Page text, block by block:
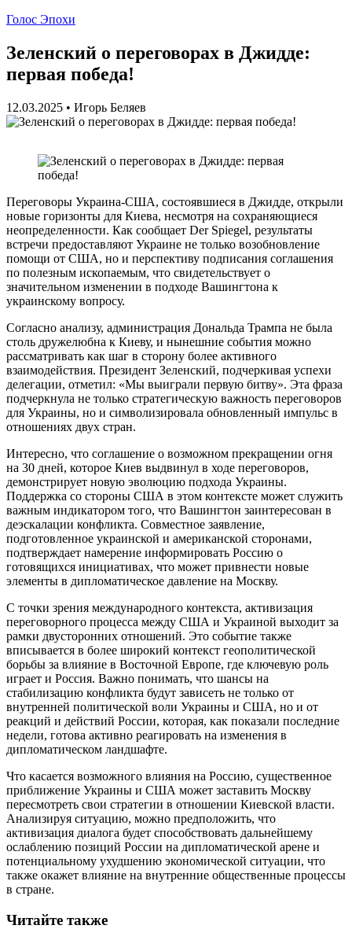
Голос Эпохи
Зеленский о переговорах в Джидде:
первая победа!
12.03.2025 • Игорь Беляев
Переговоры Украина-США, состоявшиеся в Джидде, открыли
новые горизонты для Киева, несмотря на сохраняющиеся
неопределенности. Как сообщает Der Spiegel, результаты
встречи предоставляют Украине не только возобновление
помощи от США, но и перспективу подписания соглашения
по полезным ископаемым, что свидетельствует о
значительном изменении в подходе Вашингтона к
украинскому вопросу.
Согласно анализу, администрация Дональда Трампа не была
столь дружелюбна к Киеву, и нынешние события можно
рассматривать как шаг в сторону более активного
взаимодействия. Президент Зеленский, подчеркивая успехи
делегации, отметил: «Мы выиграли первую битву». Эта фраза
подчеркнула не только стратегическую важность переговоров
для Украины, но и символизировала обновленный импульс в
отношениях двух стран.
Интересно, что соглашение о возможном прекращении огня
на 30 дней, которое Киев выдвинул в ходе переговоров,
демонстрирует новую эволюцию подхода Украины.
Поддержка со стороны США в этом контексте может служить
важным индикатором того, что Вашингтон заинтересован в
деэскалации конфликта. Совместное заявление,
подготовленное украинской и американской сторонами,
подтверждает намерение информировать Россию о
готовящихся инициативах, что может привнести новые
элементы в дипломатическое давление на Москву.
С точки зрения международного контекста, активизация
переговорного процесса между США и Украиной выходит за
рамки двусторонних отношений. Это событие также
вписывается в более широкий контекст геополитической
борьбы за влияние в Восточной Европе, где ключевую роль
играет и Россия. Важно понимать, что шансы на
стабилизацию конфликта будут зависеть не только от
внутренней политической воли Украины и США, но и от
реакций и действий России, которая, как показали последние
недели, готова активно реагировать на изменения в
дипломатическом ландшафте.
Что касается возможного влияния на Россию, существенное
приближение Украины и США может заставить Москву
пересмотреть свои стратегии в отношении Киевской власти.
Анализируя ситуацию, можно предположить, что
активизация диалога будет способствовать дальнейшему
ослаблению позиций России на дипломатической арене и
потенциальному ухудшению экономической ситуации, что
также окажет влияние на внутренние общественные процессы
в стране.
Читайте также